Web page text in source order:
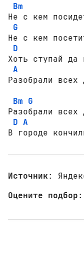
Bm
Не с кем
G
Не с кем
D
Хоть ступай да
A
Разобрали всех
Bm G
Разобрали всех
D A
В городе
Источник:
Оцените подбор: